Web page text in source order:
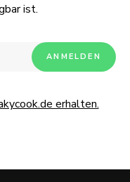
ist.
erhalten.